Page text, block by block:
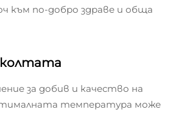
към по-добро здраве и обща
за добив и качество на
температура може